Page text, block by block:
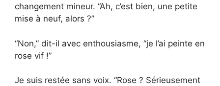
changement mineur. “Ah, c’est bien, une petite
mise à neuf, alors ?”
“Non,” dit-il avec enthousiasme, “je l’ai peinte en
rose vif !”
Je suis restée sans voix. “Rose ? Sérieusement